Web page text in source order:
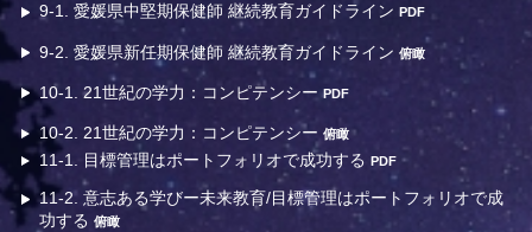
9-1. 愛媛県中堅期保健師 継続教育ガイドラインPDF
9-2. 愛媛県新任期保健師 継続教育ガイドライン俯瞰
10-1. 21世紀の学力：コンピテンシーPDF
10-2. 21世紀の学力：コンピテンシー俯瞰
11-1. 目標管理はポートフォリオで成功するPDF
11-2. 意志ある学びー未来教育/目標管理はポートフォリオで成
功する俯瞰